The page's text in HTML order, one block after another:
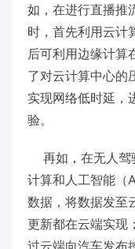
如，在进行直播推
时，首先利用云计
后可利用边缘计算
了对云计算中心的
实现网络低时延，
验。
再如，在无人驾
计算和人工智能（
数据，将数据发至
更新都在云端实现
过云端向汽车发布